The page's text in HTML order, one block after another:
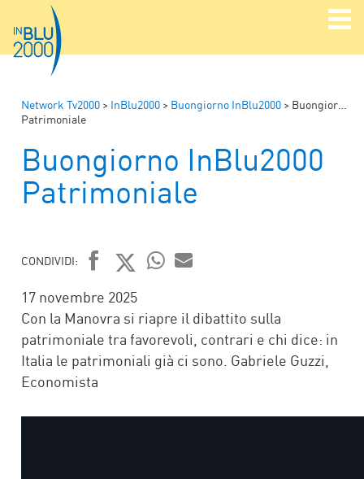
Network Tv2000 > InBlu2000 > Buongiorno InBlu2000 > Buongiorno InBlu2000
Patrimoniale
Buongiorno InBlu2000
Patrimoniale
CONDIVIDI:
FACEBOOK
TWITTER
17 novembre 2025
Con la Manovra si riapre il dibattito sulla
patrimoniale tra favorevoli, contrari e chi dice: in
Italia le patrimoniali già ci sono. Gabriele Guzzi,
Economista